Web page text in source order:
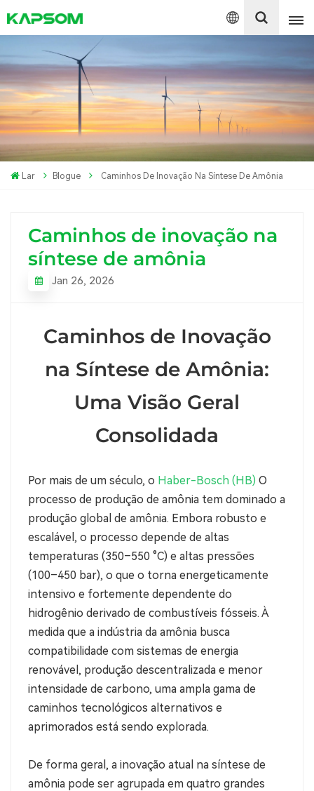
English
Español
Polski
Lar Blogue Caminhos De Inovação Na Síntese De Amônia
Caminhos de inovação na
síntese de amônia
Jan 26, 2026
Caminhos de Inovação
na Síntese de Amônia:
Uma Visão Geral
Consolidada
Por mais de um século, o Haber-Bosch (HB) O
processo de produção de amônia tem dominado a
produção global de amônia. Embora robusto e
escalável, o processo depende de altas
temperaturas (350–550 °C) e altas pressões
(100–450 bar), o que o torna energeticamente
intensivo e fortemente dependente do
hidrogênio derivado de combustíveis fósseis. À
medida que a indústria da amônia busca
compatibilidade com sistemas de energia
renovável, produção descentralizada e menor
intensidade de carbono, uma ampla gama de
caminhos tecnológicos alternativos e
aprimorados está sendo explorada.
De forma geral, a inovação atual na síntese de
amônia pode ser agrupada em quatro grandes